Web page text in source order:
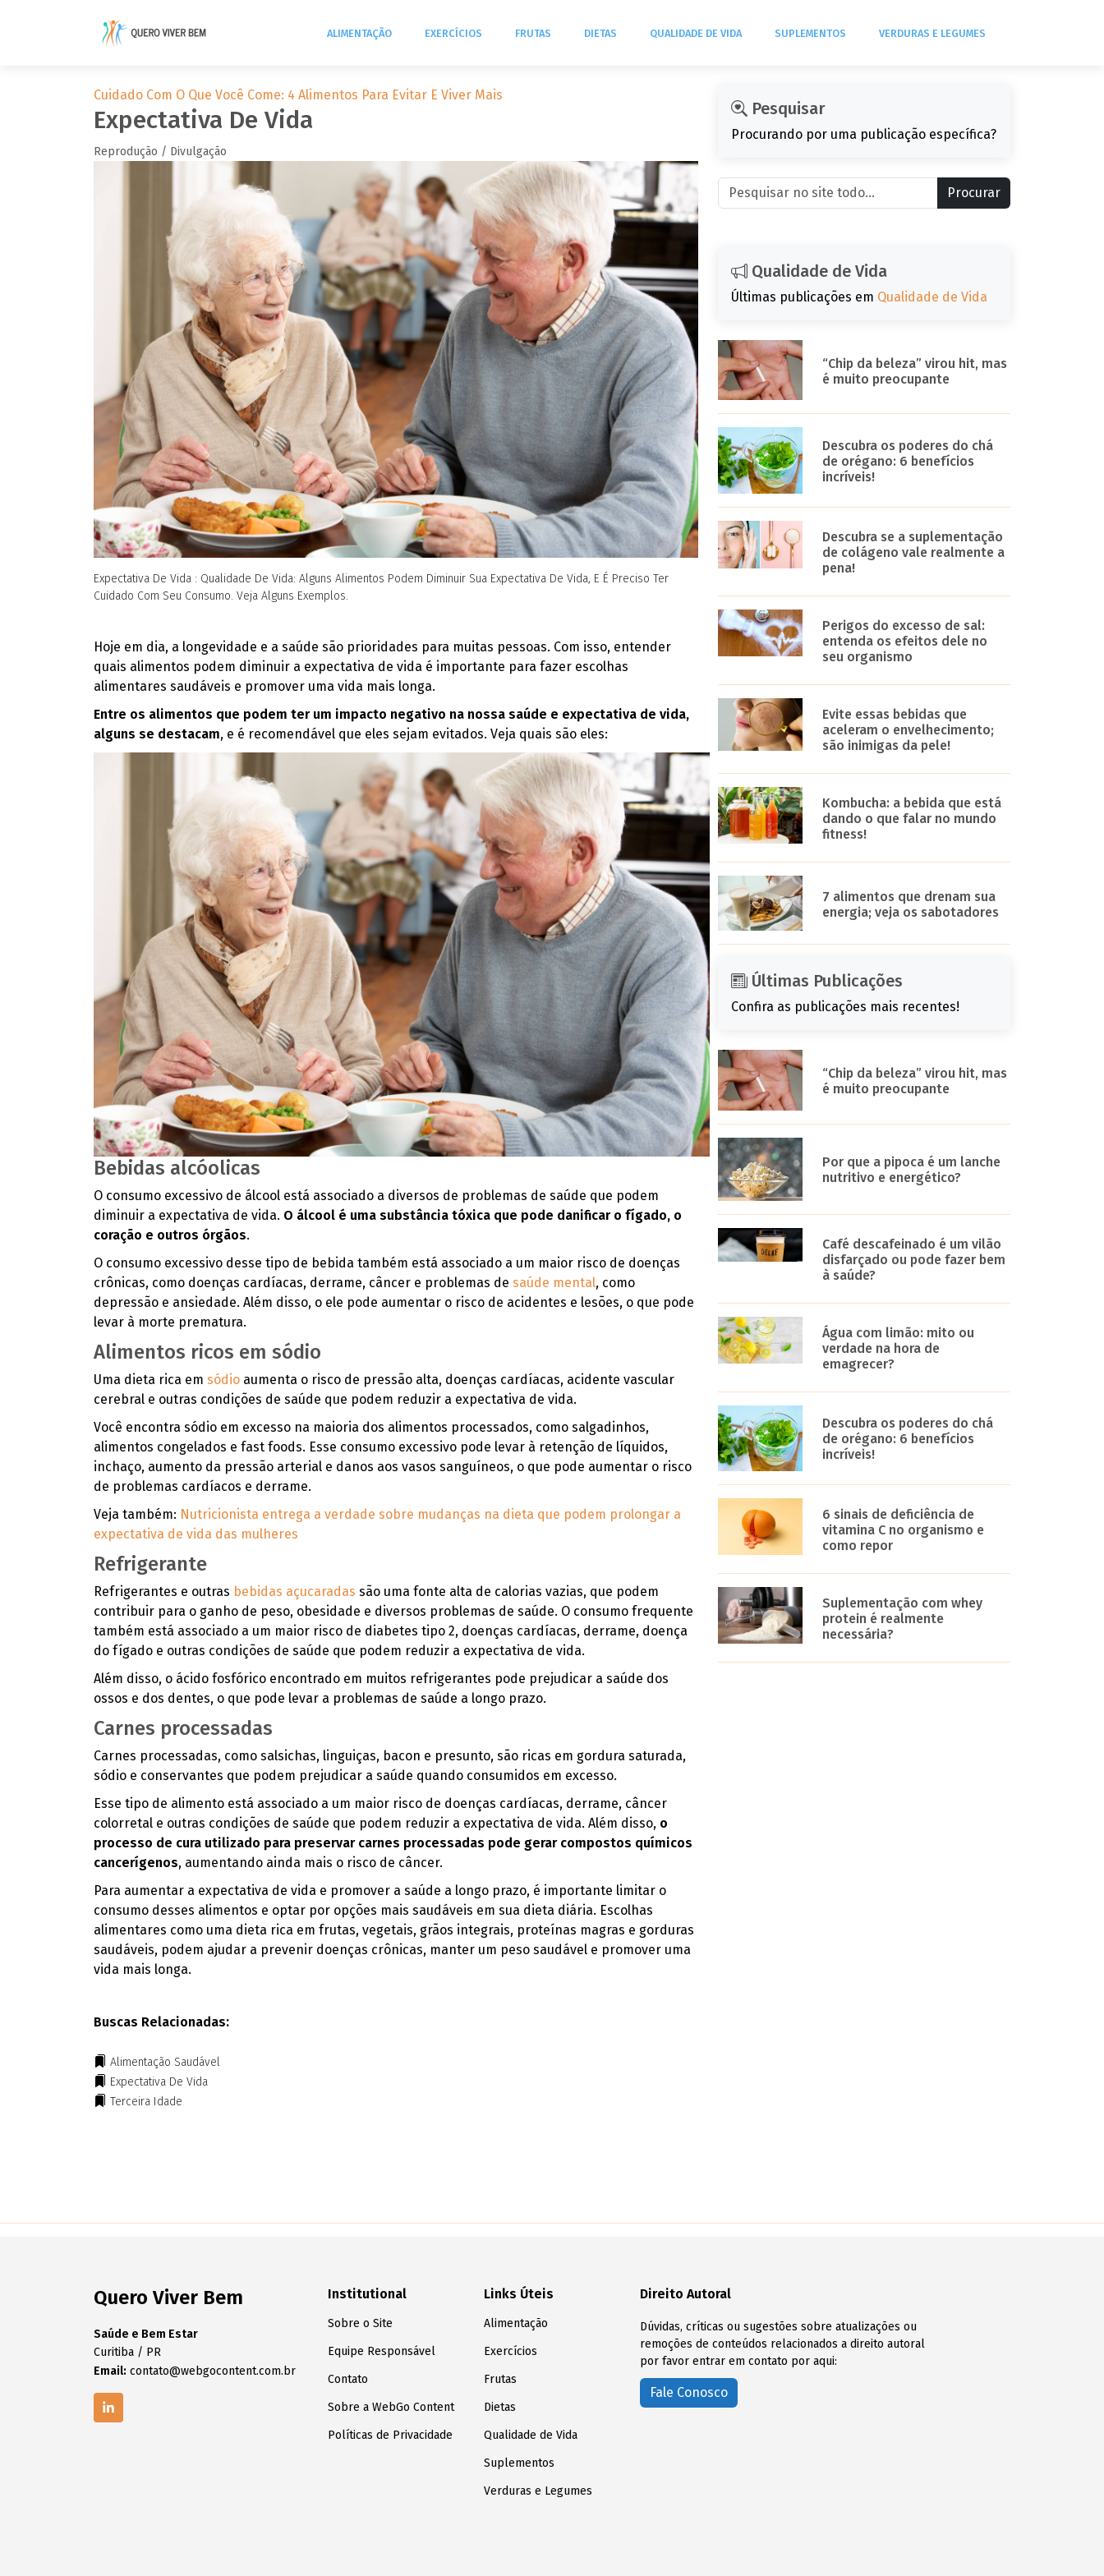
ALIMENTAÇÃO EXERCÍCIOS FRUTAS DIETAS QUALIDADE DE VIDA SUPLEMENTOS VERDURAS E LEGUMES
Cuidado Com O Que Você Come: 4 Alimentos Para Evitar E Viver Mais
Expectativa De Vida
Reprodução / Divulgação
Expectativa De Vida : Qualidade De Vida: Alguns Alimentos Podem Diminuir Sua Expectativa De Vida, E É Preciso Ter
Cuidado Com Seu Consumo. Veja Alguns Exemplos.
Hoje em dia, a longevidade e a saúde são prioridades para muitas pessoas. Com isso, entender
quais alimentos podem diminuir a expectativa de vida é importante para fazer escolhas
alimentares saudáveis e promover uma vida mais longa.
Entre os alimentos que podem ter um impacto negativo na nossa saúde e expectativa de vida,
alguns se destacam, e é recomendável que eles sejam evitados. Veja quais são eles:
Bebidas alcóolicas
O consumo excessivo de álcool está associado a diversos de problemas de saúde que podem
diminuir a expectativa de vida. O álcool é uma substância tóxica que pode danificar o fígado, o
coração e outros órgãos.
O consumo excessivo desse tipo de bebida também está associado a um maior risco de doenças
crônicas, como doenças cardíacas, derrame, câncer e problemas de saúde mental, como
depressão e ansiedade. Além disso, o ele pode aumentar o risco de acidentes e lesões, o que pode
levar à morte prematura.
Alimentos ricos em sódio
Uma dieta rica em sódio aumenta o risco de pressão alta, doenças cardíacas, acidente vascular
cerebral e outras condições de saúde que podem reduzir a expectativa de vida.
Você encontra sódio em excesso na maioria dos alimentos processados, como salgadinhos,
alimentos congelados e fast foods. Esse consumo excessivo pode levar à retenção de líquidos,
inchaço, aumento da pressão arterial e danos aos vasos sanguíneos, o que pode aumentar o risco
de problemas cardíacos e derrame.
Veja também: Nutricionista entrega a verdade sobre mudanças na dieta que podem prolongar a
expectativa de vida das mulheres
Refrigerante
Refrigerantes e outras bebidas açucaradas são uma fonte alta de calorias vazias, que podem
contribuir para o ganho de peso, obesidade e diversos problemas de saúde. O consumo frequente
também está associado a um maior risco de diabetes tipo 2, doenças cardíacas, derrame, doença
do fígado e outras condições de saúde que podem reduzir a expectativa de vida.
Além disso, o ácido fosfórico encontrado em muitos refrigerantes pode prejudicar a saúde dos
ossos e dos dentes, o que pode levar a problemas de saúde a longo prazo.
Carnes processadas
Carnes processadas, como salsichas, linguiças, bacon e presunto, são ricas em gordura saturada,
sódio e conservantes que podem prejudicar a saúde quando consumidos em excesso.
Esse tipo de alimento está associado a um maior risco de doenças cardíacas, derrame, câncer
colorretal e outras condições de saúde que podem reduzir a expectativa de vida. Além disso, o
processo de cura utilizado para preservar carnes processadas pode gerar compostos químicos
cancerígenos, aumentando ainda mais o risco de câncer.
Para aumentar a expectativa de vida e promover a saúde a longo prazo, é importante limitar o
consumo desses alimentos e optar por opções mais saudáveis em sua dieta diária. Escolhas
alimentares como uma dieta rica em frutas, vegetais, grãos integrais, proteínas magras e gorduras
saudáveis, podem ajudar a prevenir doenças crônicas, manter um peso saudável e promover uma
vida mais longa.
Buscas Relacionadas:
Alimentação Saudável
Expectativa De Vida
Terceira Idade
Pesquisar
Procurando por uma publicação específica?
Procurar
Qualidade de Vida
Últimas publicações em Qualidade de Vida
“Chip da beleza” virou hit, mas
é muito preocupante
Descubra os poderes do chá
de orégano: 6 benefícios
incríveis!
Descubra se a suplementação
de colágeno vale realmente a
pena!
Perigos do excesso de sal:
entenda os efeitos dele no
seu organismo
Evite essas bebidas que
aceleram o envelhecimento;
são inimigas da pele!
Kombucha: a bebida que está
dando o que falar no mundo
fitness!
7 alimentos que drenam sua
energia; veja os sabotadores
Últimas Publicações
Confira as publicações mais recentes!
“Chip da beleza” virou hit, mas
é muito preocupante
Por que a pipoca é um lanche
nutritivo e energético?
Café descafeinado é um vilão
disfarçado ou pode fazer bem
à saúde?
Água com limão: mito ou
verdade na hora de
emagrecer?
Descubra os poderes do chá
de orégano: 6 benefícios
incríveis!
6 sinais de deficiência de
vitamina C no organismo e
como repor
Suplementação com whey
protein é realmente
necessária?
Quero Viver Bem
Saúde e Bem Estar
Curitiba / PR
Email: contato@webgocontent.com.br
Institutional
Sobre o Site
Equipe Responsável
Contato
Sobre a WebGo Content
Políticas de Privacidade
Links Úteis
Alimentação
Exercícios
Frutas
Dietas
Qualidade de Vida
Suplementos
Verduras e Legumes
Direito Autoral
Dúvidas, críticas ou sugestões sobre atualizações ou
remoções de conteúdos relacionados a direito autoral
por favor entrar em contato por aqui:
Fale Conosco